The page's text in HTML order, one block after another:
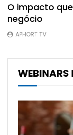
O impacto
negócio
APHORT TV